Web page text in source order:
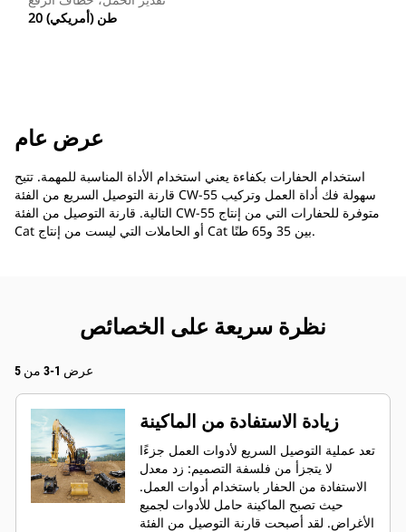
20 طن (أمريكي)
عرض عام
استخدام الحفارات بكفاءة يعني استخدام الأداة المناسبة للمهمة. تتيح
قارنة التوصيل السريع من الفئة CW-55 سهولة فك أداة العمل وتركيب
التالية. قارنة التوصيل من الفئة CW-55 متوفرة للحفارات التي من إنتاج
Cat أو الحاملات التي ليست من إنتاج Cat بين 35 و65 طنًا.
نظرة سريعة على الخصائص
عرض 1-3 من 5
زيادة الاستفادة من الماكينة
تعد عملية التوصيل السريع لأدوات العمل جزءًا
لا يتجزأ من فلسفة التصميم: زد معدل
الاستفادة من الحفار باستخدام أدوات العمل.
حيث تصبح الماكينة حامل للأدوات لجميع
الأغراض. لقد أصبحت قارنة التوصيل من الفئة